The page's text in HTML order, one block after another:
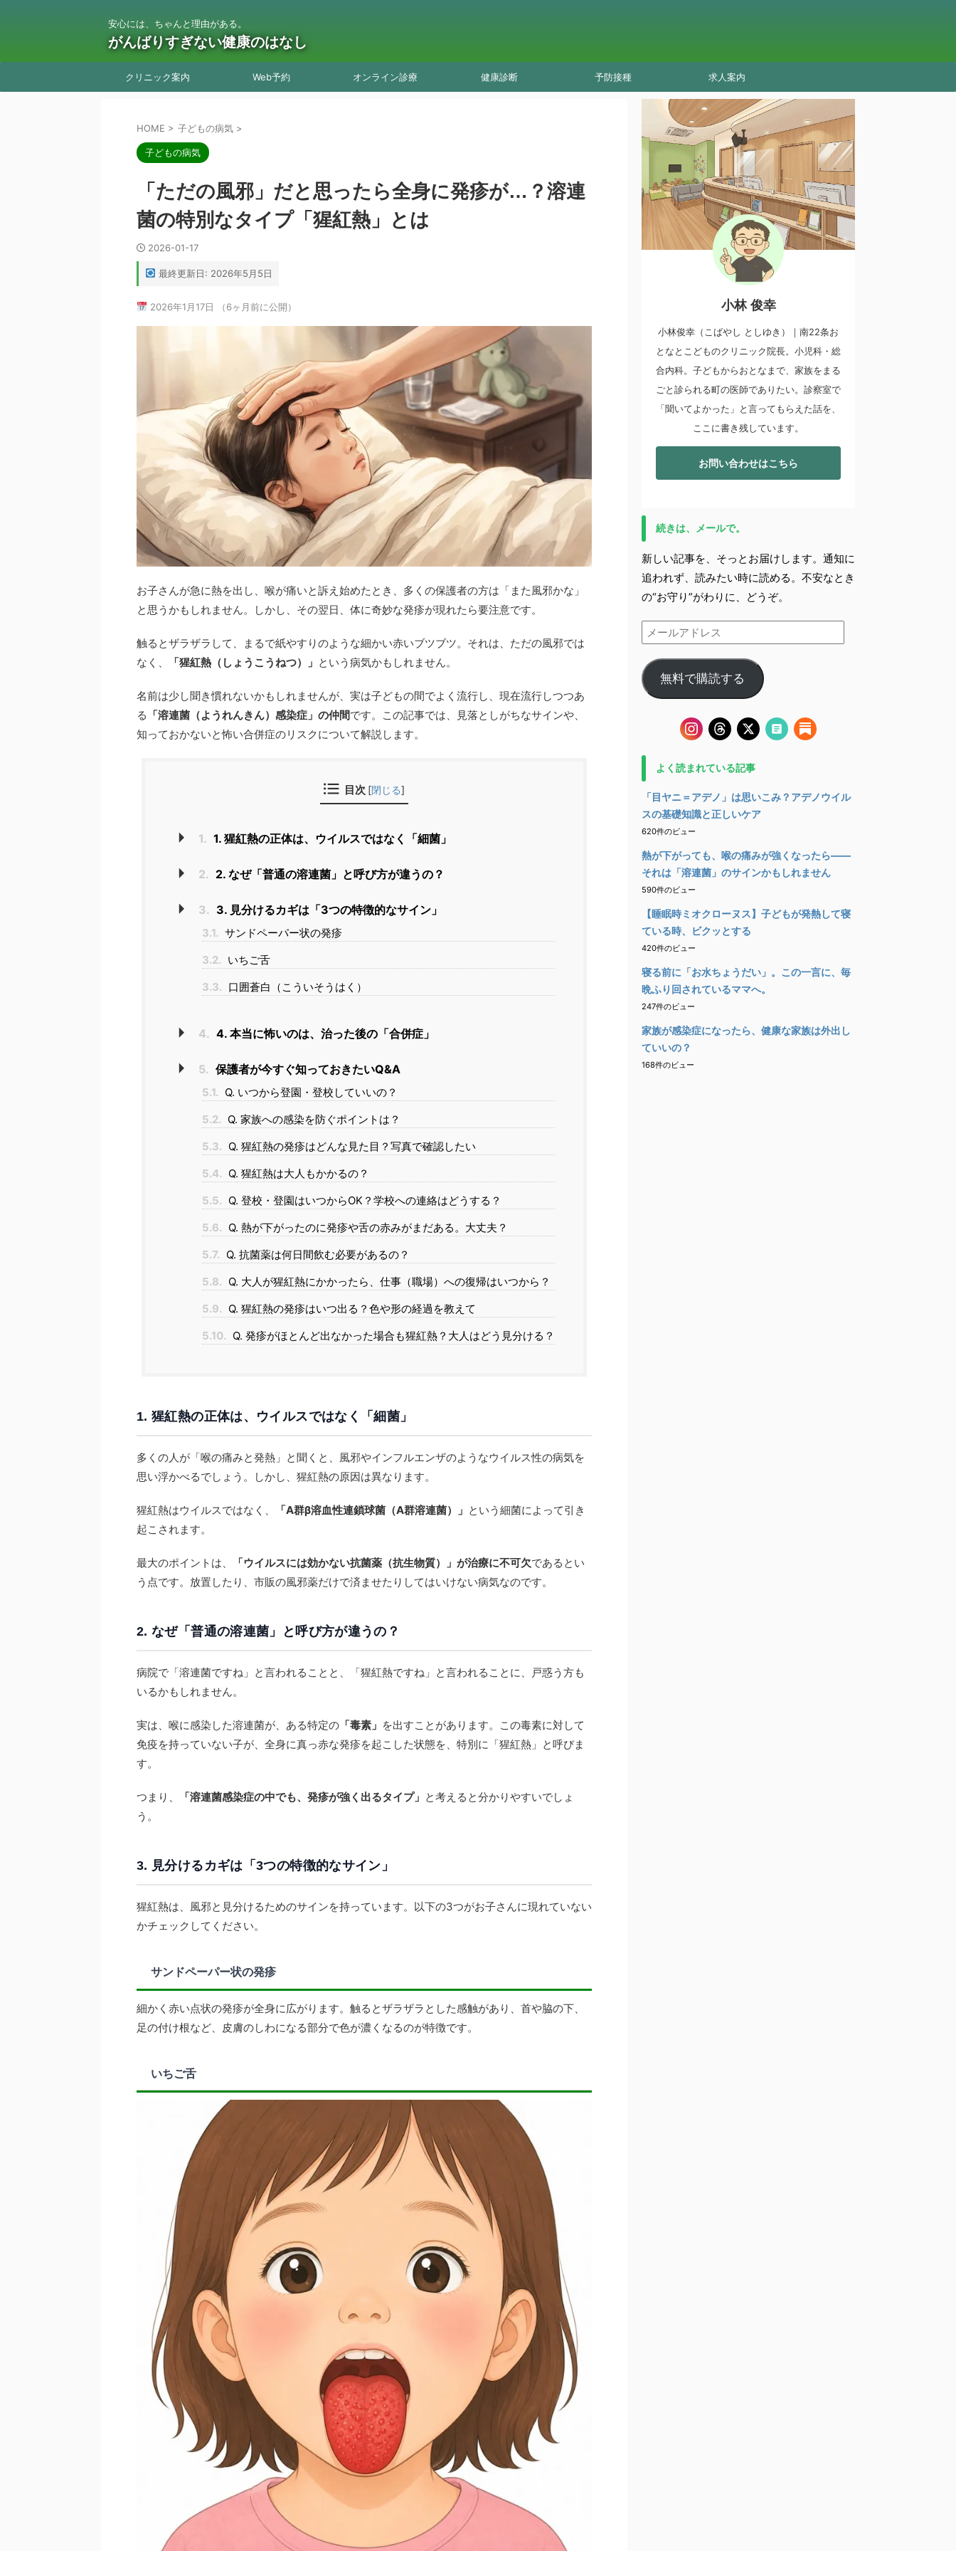
安心には、ちゃんと理由がある。
がんばりすぎない健康のはなし
クリニック案内 Web予約 オンライン診療 健康診断 予防接種 求人案内
HOME > 子どもの病気 >
子どもの病気
「ただの風邪」だと思ったら全身に発疹が…？溶連
菌の特別なタイプ「猩紅熱」とは
2026-01-17
最終更新日: 2026年5月5日
2026年1月17日 （6ヶ月前に公開）
お子さんが急に熱を出し、喉が痛いと訴え始めたとき、多くの保護者の方は「また風邪かな」
と思うかもしれません。しかし、その翌日、体に奇妙な発疹が現れたら要注意です。
触るとザラザラして、まるで紙やすりのような細かい赤いブツブツ。それは、ただの風邪では
なく、
「猩紅熱（しょうこうねつ）」 という病気かもしれません。
名前は少し聞き慣れないかもしれませんが、実は子どもの間でよく流行し、現在流行しつつあ
る 「溶連菌（ようれんきん）感染症」の仲間です。この記事では、見落としがちなサインや、
知っておかないと怖い合併症のリスクについて解説します。
目次 [閉じる]
1. 1. 猩紅熱の正体は、ウイルスではなく「細菌」
2. 2. なぜ「普通の溶連菌」と呼び方が違うの？
3. 3. 見分けるカギは「3つの特徴的なサイン」
3.1. サンドペーパー状の発疹
3.2. いちご舌
3.3. 口囲蒼白（こういそうはく）
4. 4. 本当に怖いのは、治った後の「合併症」
5. 保護者が今すぐ知っておきたいQ&A
5.1. Q. いつから登園・登校していいの？
5.2. Q. 家族への感染を防ぐポイントは？
5.3. Q. 猩紅熱の発疹はどんな見た目？写真で確認したい
5.4. Q. 猩紅熱は大人もかかるの？
5.5. Q. 登校・登園はいつからOK？学校への連絡はどうする？
5.6. Q. 熱が下がったのに発疹や舌の赤みがまだある。大丈夫？
5.7. Q. 抗菌薬は何日間飲む必要があるの？
5.8. Q. 大人が猩紅熱にかかったら、仕事（職場）への復帰はいつから？
5.9. Q. 猩紅熱の発疹はいつ出る？色や形の経過を教えて
5.10. Q. 発疹がほとんど出なかった場合も猩紅熱？大人はどう見分ける？
1. 猩紅熱の正体は、ウイルスではなく「細菌」
多くの人が「喉の痛みと発熱」と聞くと、風邪やインフルエンザのようなウイルス性の病気を
思い浮かべるでしょう。しかし、猩紅熱の原因は異なります。
猩紅熱はウイルスではなく、 「A群β溶血性連鎖球菌（A群溶連菌）」 という細菌によって引き
起こされます。
最大のポイントは、 「ウイルスには効かない抗菌薬（抗生物質）」が治療に不可欠であるとい
う点です。放置したり、市販の風邪薬だけで済ませたりしてはいけない病気なのです。
2. なぜ「普通の溶連菌」と呼び方が違うの？
病院で「溶連菌ですね」と言われることと、「猩紅熱ですね」と言われることに、戸惑う方も
いるかもしれません。
実は、喉に感染した溶連菌が、ある特定の 「毒素」 を出すことがあります。この毒素に対して
免疫を持っていない子が、全身に真っ赤な発疹を起こした状態を、特別に「猩紅熱」と呼びま
す。
つまり、 「溶連菌感染症の中でも、発疹が強く出るタイプ」 と考えると分かりやすいでしょ
う。
3. 見分けるカギは「3つの特徴的なサイン」
猩紅熱は、風邪と見分けるためのサインを持っています。以下の3つがお子さんに現れていない
かチェックしてください。
サンドペーパー状の発疹
細かく赤い点状の発疹が全身に広がります。触るとザラザラとした感触があり、首や脇の下、
足の付け根など、皮膚のしわになる部分で色が濃くなるのが特徴です。
いちご舌
小林 俊幸
小林俊幸（こばやし としゆき）｜南22条お
となとこどものクリニック院長。小児科・総
合内科。子どもからおとなまで、家族をまる
ごと診られる町の医師でありたい。診察室で
「聞いてよかった」と言ってもらえた話を、
ここに書き残しています。
お問い合わせはこちら
続きは、メールで。
新しい記事を、そっとお届けします。通知に
追われず、読みたい時に読める。不安なとき
の“お守り”がわりに、どうぞ。
無料で購読する
よく読まれている記事
「目ヤニ＝アデノ」は思いこみ？アデノウイル
スの基礎知識と正しいケア
620件のビュー
熱が下がっても、喉の痛みが強くなったら――
それは「溶連菌」のサインかもしれません
590件のビュー
【睡眠時ミオクローヌス】子どもが発熱して寝
ている時、ビクッとする
420件のビュー
寝る前に「お水ちょうだい」。この一言に、毎
晩ふり回されているママへ。
247件のビュー
家族が感染症になったら、健康な家族は外出し
ていいの？
168件のビュー